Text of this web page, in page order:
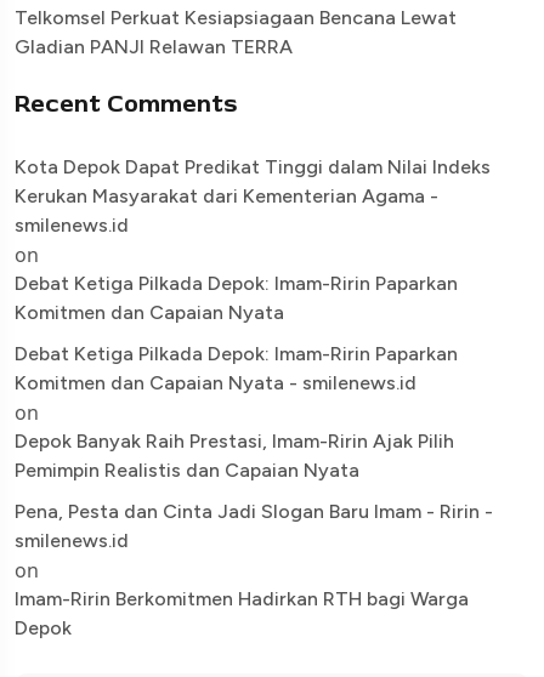
Telkomsel Perkuat Kesiapsiagaan Bencana Lewat
Gladian PANJI Relawan TERRA
Recent Comments
Kota Depok Dapat Predikat Tinggi dalam Nilai Indeks
Kerukan Masyarakat dari Kementerian Agama -
smilenews.id
on
Debat Ketiga Pilkada Depok: Imam-Ririn Paparkan
Komitmen dan Capaian Nyata
Debat Ketiga Pilkada Depok: Imam-Ririn Paparkan
Komitmen dan Capaian Nyata - smilenews.id
on
Depok Banyak Raih Prestasi, Imam-Ririn Ajak Pilih
Pemimpin Realistis dan Capaian Nyata
Pena, Pesta dan Cinta Jadi Slogan Baru Imam - Ririn -
smilenews.id
on
Imam-Ririn Berkomitmen Hadirkan RTH bagi Warga
Depok